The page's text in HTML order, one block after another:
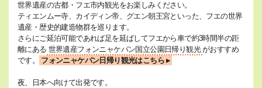
世界遺産の古都・フエ市内観光をお楽しみください。
ティエンムー寺、カイディン帝、グエン朝王宮といった、フエの世界
遺産・歴史的建造物群を巡ります。
さらにご延泊可能であれば足を延ばしてフエから車で約3時間半の距
離にある 世界遺産フォンニャケバン国立公園日帰り観光 がおすすめ
です。
フォンニャケバン日帰り観光はこちら ▸
夜、日本へ向けて出発です。